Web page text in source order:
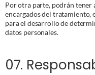
Por otra parte, podrán tener
encargados del tratamiento,
para el desarrollo de
datos personales.
07.